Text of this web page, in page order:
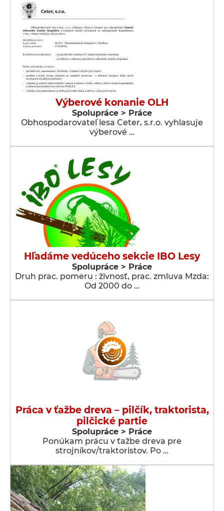
Výberové konanie OLH
Spolupráce > Práce
Obhospodarovateľ lesa Ceter, s.r.o. vyhlasuje
výberové …
Hľadáme vedúceho sekcie IBO Lesy
Spolupráce > Práce
Druh prac. pomeru : živnosť, prac. zmluva Mzda:
Od 2000 do …
Práca v ťažbe dreva – pilčík, traktorista,
pilčické partie
Spolupráce > Práce
Ponúkam prácu v ťažbe dreva pre
strojníkov/traktoristov. Po …